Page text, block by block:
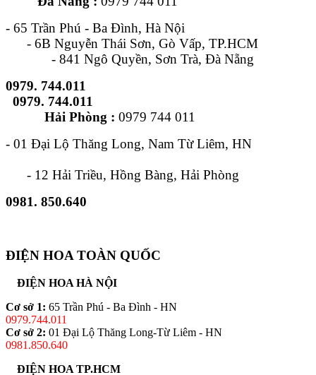
- 65 Trần Phú - Ba Đình, Hà Nội
- 6B Nguyễn Thái Sơn, Gò Vấp, TP.HCM
- 841 Ngô Quyền, Sơn Trà, Đà Nẵng
0979. 744.011
0979. 744.011
Hải Phòng : 0979 744 011
- 01 Đại Lộ Thăng Long, Nam Từ Liêm, HN
- 12 Hải Triều, Hồng Bàng, Hải Phòng
0981. 850.640
ĐIỆN HOA TOÀN QUỐC
ĐIỆN HOA HÀ NỘI
Cơ sở 1: 65 Trần Phú - Ba Đình - HN
0979.744.011
Cơ sở 2: 01 Đại Lộ Thăng Long-Từ Liêm - HN
0981.850.640
ĐIỆN HOA TP.HCM